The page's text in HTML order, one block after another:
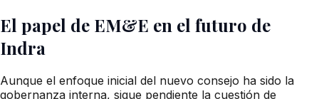
El papel de EM&E en el futuro de
Indra
Aunque el enfoque inicial del nuevo consejo ha sido la
gobernanza interna, sigue pendiente la cuestión de